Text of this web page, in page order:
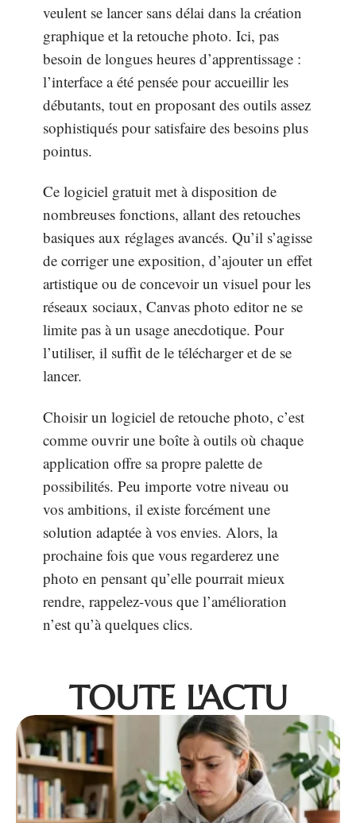
veulent se lancer sans délai dans la création
graphique et la retouche photo. Ici, pas
besoin de longues heures d’apprentissage :
l’interface a été pensée pour accueillir les
débutants, tout en proposant des outils assez
sophistiqués pour satisfaire des besoins plus
pointus.
Ce logiciel gratuit met à disposition de
nombreuses fonctions, allant des retouches
basiques aux réglages avancés. Qu’il s’agisse
de corriger une exposition, d’ajouter un effet
artistique ou de concevoir un visuel pour les
réseaux sociaux, Canvas photo editor ne se
limite pas à un usage anecdotique. Pour
l’utiliser, il suffit de le télécharger et de se
lancer.
Choisir un logiciel de retouche photo, c’est
comme ouvrir une boîte à outils où chaque
application offre sa propre palette de
possibilités. Peu importe votre niveau ou
vos ambitions, il existe forcément une
solution adaptée à vos envies. Alors, la
prochaine fois que vous regarderez une
photo en pensant qu’elle pourrait mieux
rendre, rappelez-vous que l’amélioration
n’est qu’à quelques clics.
TOUTE L'ACTU